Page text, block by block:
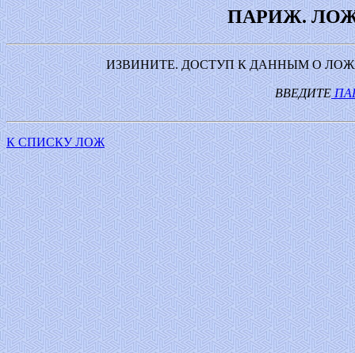
ПАРИЖ.
ИЗВИНИТЕ. ДОСТУП К ДАННЫМ О
ВВЕДИТЕ
К СПИСКУ ЛОЖ